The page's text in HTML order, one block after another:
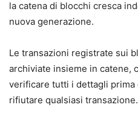
la catena di blocchi cresca
nuova generazione.
Le transazioni registrate sui
archiviate insieme in catene,
verificare tutti i dettagli
rifiutare qualsiasi transazione.